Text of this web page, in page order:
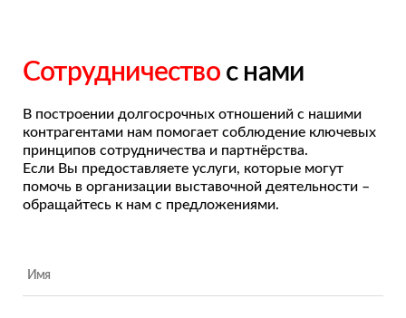
Сотрудничествос нами
В построении долгосрочных отношений с нашими
контрагентами нам помогает соблюдение ключевых
принципов сотрудничества и партнёрства.
Если Вы предоставляете услуги, которые могут
помочь в организации выставочной деятельности –
обращайтесь к нам с предложениями.